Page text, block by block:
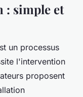
: simple et
un processus
l'intervention
proposent